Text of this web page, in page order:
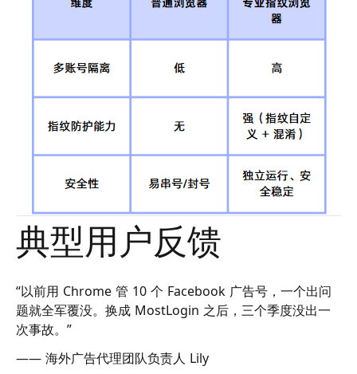
典型用户反馈
“以前用 Chrome 管 10 个 Facebook 广告号，一个出问
题就全军覆没。换成 MostLogin 之后，三个季度没出一
次事故。”
—— 海外广告代理团队负责人 Lily